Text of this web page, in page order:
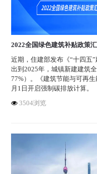
2022全国绿色建筑补贴政策
近期，住建部发布《“十四五
出到2025年，城镇新建建筑
77%）。《建筑节能与可再
月1日开启强制碳排放计算。
3504浏览